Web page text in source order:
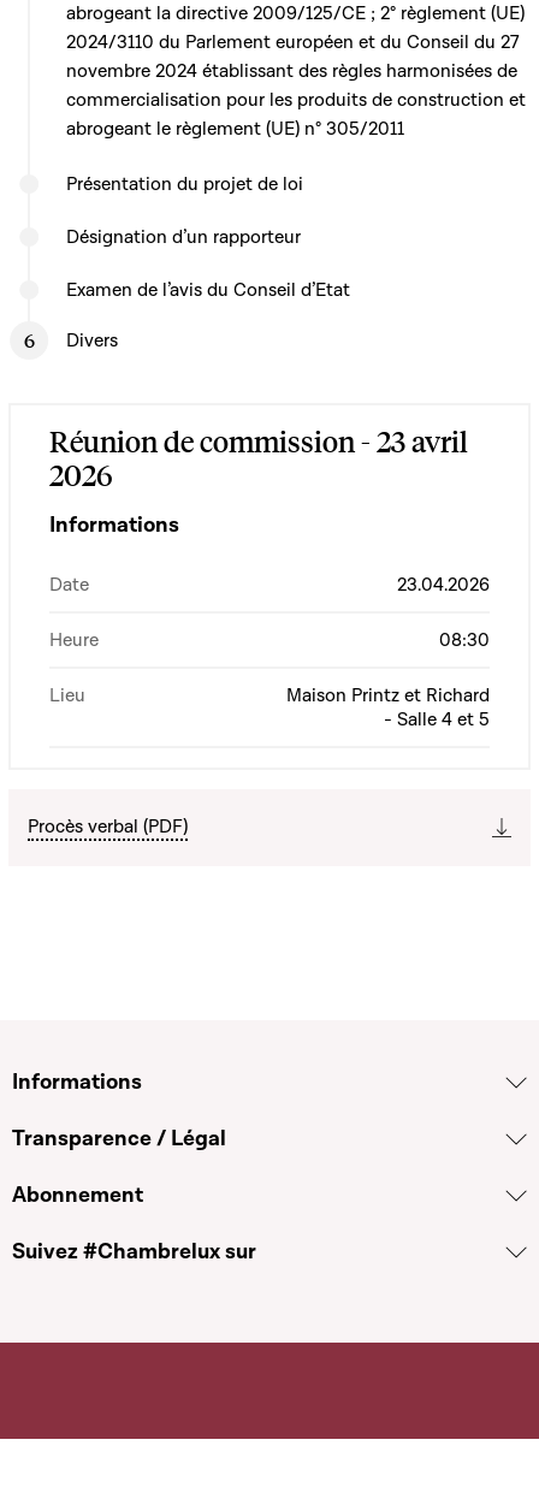
abrogeant la directive 2009/125/CE ; 2° règlement (UE)
2024/3110 du Parlement européen et du Conseil du 27
novembre 2024 établissant des règles harmonisées de
commercialisation pour les produits de construction et
abrogeant le règlement (UE) n° 305/2011
Présentation du projet de loi
Désignation d’un rapporteur
Examen de l’avis du Conseil d’Etat
Divers
Réunion de commission - 23 avril
2026
Informations
Date 23.04.2026
Heure 08:30
Lieu
Maison Printz et Richard
- Salle 4 et 5
Procès verbal (PDF)
Informations
Transparence / Légal
Abonnement
Suivez #Chambrelux sur